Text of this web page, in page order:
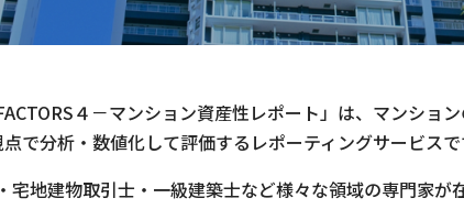
４－マンション資産性レポート」は、マンショ
で分析・数値化して評価するレポーティングサービスで
宅地建物取引士・一級建築士など様々な領域の専門家